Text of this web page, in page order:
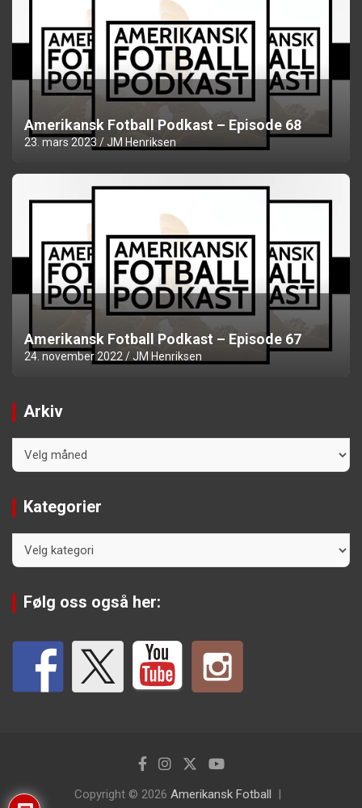
Amerikansk Fotball Podkast – Episode 68
23. mars 2023 JM Henriksen
Amerikansk Fotball Podkast – Episode 67
24. november 2022 JM Henriksen
Arkiv
Kategorier
Følg oss også her:
Copyright © 2026 Amerikansk Fotball